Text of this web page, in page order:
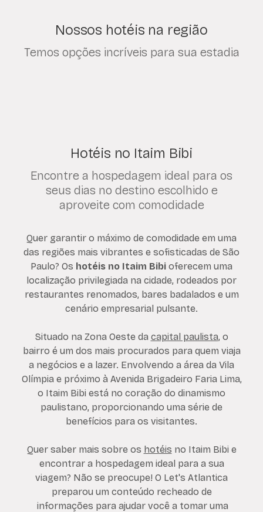
Nossos hotéis na região
Temos opções incríveis para sua estadia
Hotéis no Itaim Bibi
Encontre a hospedagem ideal para os
seus dias no destino escolhido e
aproveite com comodidade
Quer garantir o máximo de comodidade em uma
das regiões mais vibrantes e sofisticadas de São
Paulo? Os hotéis no Itaim Bibi oferecem uma
localização privilegiada na cidade, rodeados por
restaurantes renomados, bares badalados e um
cenário empresarial pulsante.
Situado na Zona Oeste da capital paulista, o
bairro é um dos mais procurados para quem viaja
a negócios e a lazer. Envolvendo a área da Vila
Olímpia e próximo à Avenida Brigadeiro Faria Lima,
o Itaim Bibi está no coração do dinamismo
paulistano, proporcionando uma série de
benefícios para os visitantes.
Quer saber mais sobre os hotéis no Itaim Bibi e
encontrar a hospedagem ideal para a sua
viagem? Não se preocupe! O Let's Atlantica
preparou um conteúdo recheado de
informações para ajudar você a tomar uma